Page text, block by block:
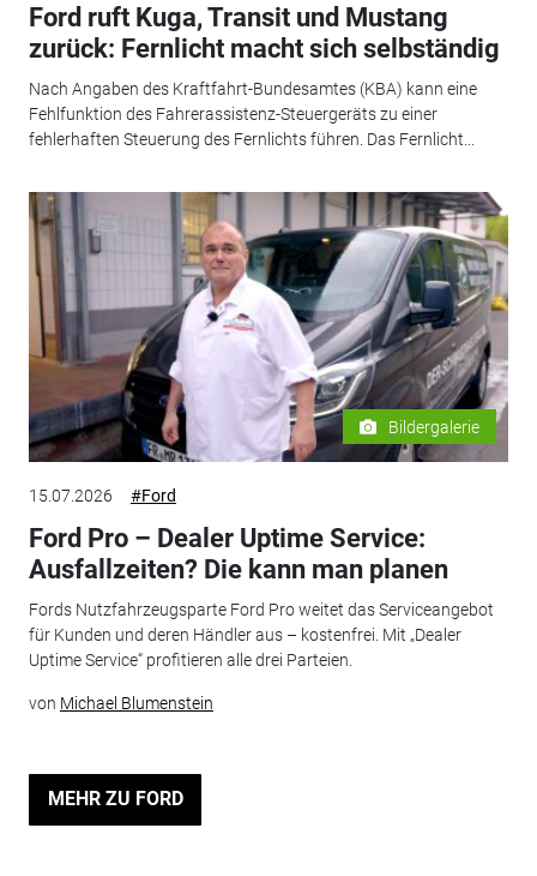
Ford ruft Kuga, Transit und Mustang
zurück: Fernlicht macht sich selbständig
Nach Angaben des Kraftfahrt-Bundesamtes (KBA) kann eine
Fehlfunktion des Fahrerassistenz-Steuergeräts zu einer
fehlerhaften Steuerung des Fernlichts führen. Das Fernlicht...
Bildergalerie
15.07.2026 #Ford
Ford Pro – Dealer Uptime Service:
Ausfallzeiten? Die kann man planen
Fords Nutzfahrzeugsparte Ford Pro weitet das Serviceangebot
für Kunden und deren Händler aus – kostenfrei. Mit „Dealer
Uptime Service“ profitieren alle drei Parteien.
von Michael Blumenstein
MEHR ZU FORD